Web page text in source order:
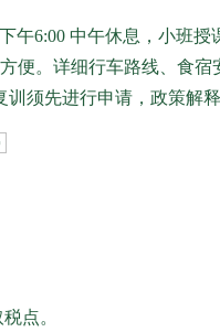
午6:00 中午休息，小班
便。详细行车路线、食
训须先进行申请，政策解
点。